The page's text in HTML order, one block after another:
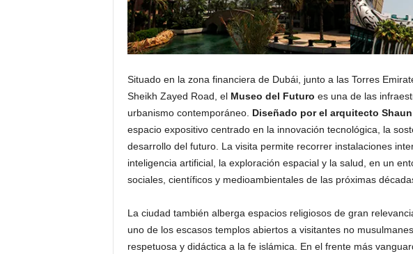
Situado en la zona financiera de Dubái, junto a las Torres
Sheikh Zayed Road, el Museo del Futuro es una de las
urbanismo contemporáneo. Diseñado por el arquitecto
espacio expositivo centrado en la innovación tecnológica, la
desarrollo del futuro. La visita permite recorrer instalaciones
inteligencia artificial, la exploración espacial y la salud, en un
sociales, científicos y medioambientales de las próximas
La ciudad también alberga espacios religiosos de gran
uno de los escasos templos abiertos a visitantes no
respetuosa y didáctica a la fe islámica. En el frente más